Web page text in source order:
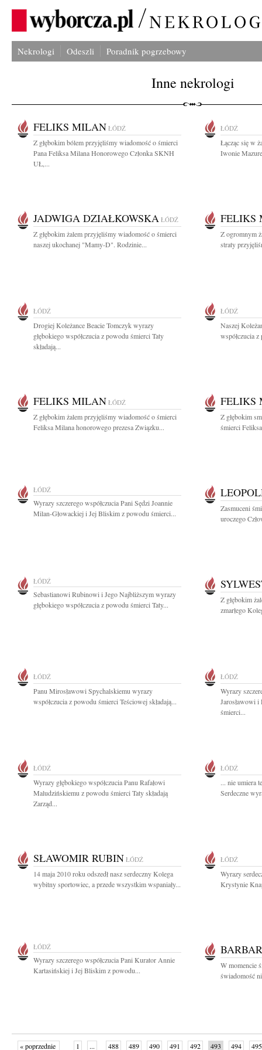
Nekrologi Odeszli Poradnik pogrzebowy
Inne nekrologi
FELIKS MILAN ŁÓDŹ
Z głębokim bólem przyjęliśmy wiadomość o śmierci
Pana Feliksa Milana Honorowego Członka SKNH
UŁ,...
ŁÓDŹ
Łącząc się w
Iwonie
JADWIGA DZIAŁKOWSKA ŁÓDŹ
Z głębokim żalem przyjęliśmy wiadomość o śmierci
naszej ukochanej "Mamy-D". Rodzinie...
FELIKS
Z ogromnym
straty
ŁÓDŹ
Drogiej Koleżance Beacie Tomczyk wyrazy
głębokiego współczucia z powodu śmierci Taty
składają...
ŁÓDŹ
Naszej
współczucia
FELIKS MILAN ŁÓDŹ
Z głębokim żalem przyjęliśmy wiadomość o śmierci
Feliksa Milana honorowego prezesa Związku...
FELIKS
Z głębokim
śmierci
ŁÓDŹ
Wyrazy szczerego współczucia Pani Sędzi Joannie
Milan-Głowackiej i Jej Bliskim z powodu śmierci...
Zasmuceni
uroczego
ŁÓDŹ
Sebastianowi Rubinowi i Jego Najbliższym wyrazy
głębokiego współczucia z powodu śmierci Taty...
Z głębokim
zmarłego
ŁÓDŹ
Panu Mirosławowi Spychalskiemu wyrazy
współczucia z powodu śmierci Teściowej składają...
ŁÓDŹ
Wyrazy
Jarosławowi
śmierci...
ŁÓDŹ
Wyrazy głębokiego współczucia Panu Rafałowi
Maludzińskiemu z powodu śmierci Taty składają
Zarząd...
ŁÓDŹ
... nie umiera
Serdeczne
SŁAWOMIR RUBIN ŁÓDŹ
14 maja 2010 roku odszedł nasz serdeczny Kolega
wybitny sportowiec, a przede wszystkim wspaniały...
ŁÓDŹ
Wyrazy
Krystynie
ŁÓDŹ
Wyrazy szczerego współczucia Pani Kurator Annie
Kartasińskiej i Jej Bliskim z powodu...
W momencie
świadomość
« poprzednie 1 ... 488 489 490 491 492 493 494 495